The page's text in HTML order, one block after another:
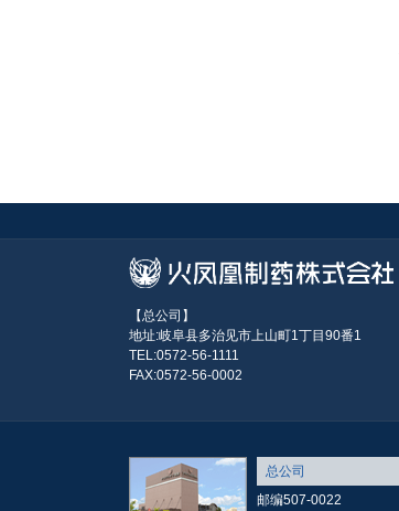
【总公司】
地址:岐阜县多治见市上山町1丁目90番1
TEL:0572-56-1111
FAX:0572-56-0002
总公司
邮编507-0022